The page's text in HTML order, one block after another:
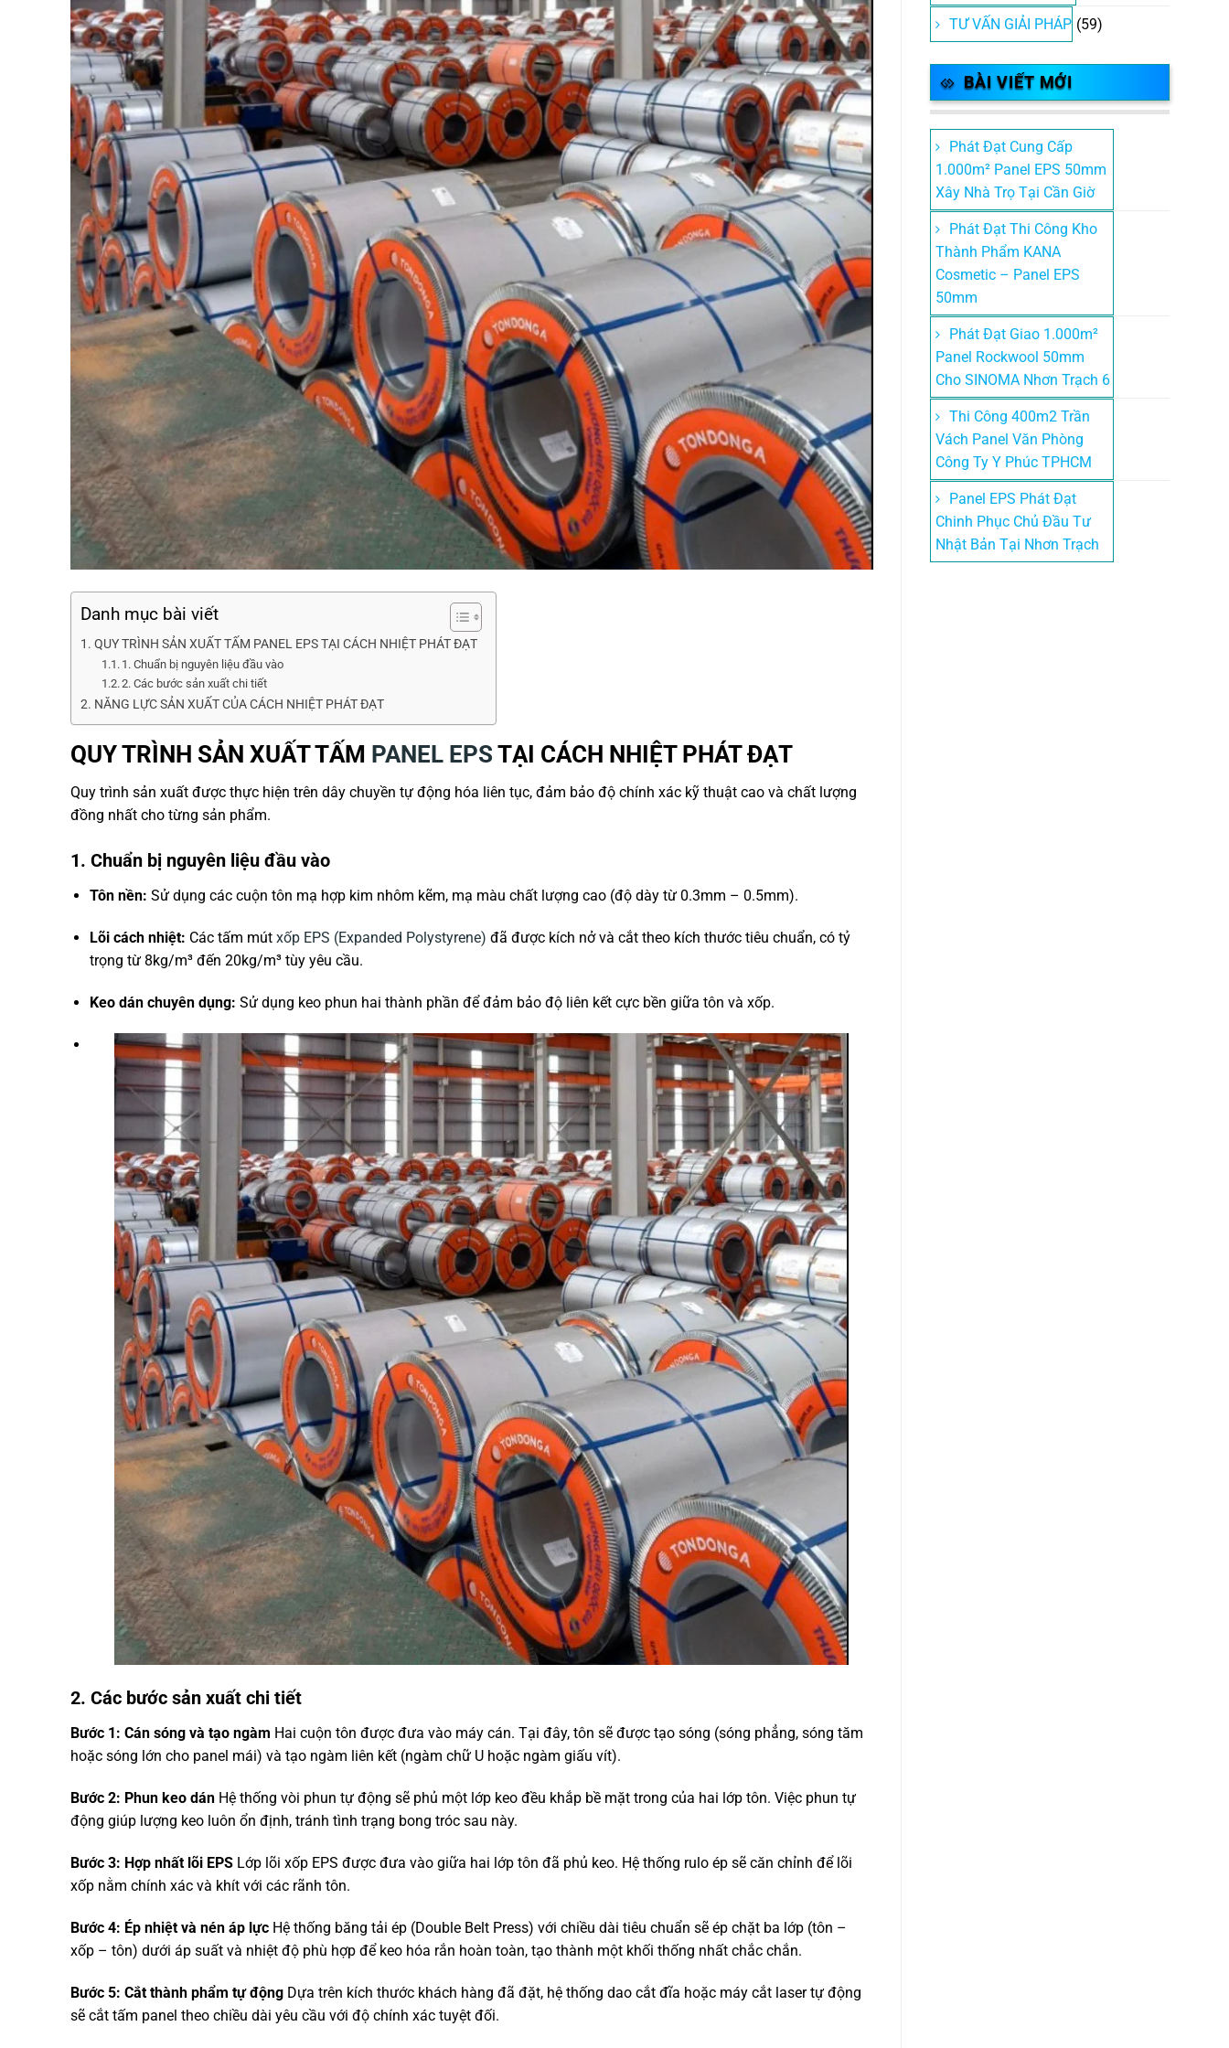
Danh mục bài viết
QUY TRÌNH SẢN XUẤT TẤM PANEL EPS TẠI CÁCH NHIỆT PHÁT ĐẠT
1. Chuẩn bị nguyên liệu đầu vào
2. Các bước sản xuất chi tiết
NĂNG LỰC SẢN XUẤT CỦA CÁCH NHIỆT PHÁT ĐẠT
QUY TRÌNH SẢN XUẤT TẤM PANEL EPS TẠI CÁCH NHIỆT PHÁT ĐẠT
Quy trình sản xuất được thực hiện trên dây chuyền tự động hóa liên tục, đảm bảo độ chính xác kỹ thuật cao và chất lượng
đồng nhất cho từng sản phẩm.
1. Chuẩn bị nguyên liệu đầu vào
Tôn nền: Sử dụng các cuộn tôn mạ hợp kim nhôm kẽm,mạ màu chất lượng cao (độ dày từ 0.3mm – 0.5mm).
Lõi cách nhiệt: Các tấm mút xốp EPS (Expanded Polystyrene) đã được kích nở và cắt theo kích thước tiêu chuẩn,có tỷ
trọng từ 8kg/m³ đến 20kg/m³ tùy yêu cầu.
Keo dán chuyên dụng: Sử dụng keo phun hai thành phần để đảm bảo độ liên kết cực bền giữa tôn và xốp.
2. Các bước sản xuất chi tiết
Bước 1: Cán sóng và tạo ngàm Hai cuộn tôn được đưa vào máy cán. Tại đây, tôn sẽ được tạo sóng (sóng phẳng, sóng tăm
hoặc sóng lớn cho panel mái) và tạo ngàm liên kết (ngàm chữ U hoặc ngàm giấu vít).
Bước 2: Phun keo dán Hệ thống vòi phun tự động sẽ phủ một lớp keo đều khắp bề mặt trong của hai lớp tôn. Việc phun tự
động giúp lượng keo luôn ổn định, tránh tình trạng bong tróc sau này.
Bước 3: Hợp nhất lõi EPS Lớp lõi xốp EPS được đưa vào giữa hai lớp tôn đã phủ keo. Hệ thống rulo ép sẽ căn chỉnh để lõi
xốp nằm chính xác và khít với các rãnh tôn.
Bước 4: Ép nhiệt và nén áp lực Hệ thống băng tải ép (Double Belt Press) với chiều dài tiêu chuẩn sẽ ép chặt ba lớp (tôn –
xốp – tôn) dưới áp suất và nhiệt độ phù hợp để keo hóa rắn hoàn toàn, tạo thành một khối thống nhất chắc chắn.
Bước 5: Cắt thành phẩm tự động Dựa trên kích thước khách hàng đã đặt, hệ thống dao cắt đĩa hoặc máy cắt laser tự động
sẽ cắt tấm panel theo chiều dài yêu cầu với độ chính xác tuyệt đối.
TƯ VẤN GIẢI PHÁP (59)
BÀI VIẾT MỚI
Phát Đạt Cung Cấp
1.000m² Panel EPS 50mm
Xây Nhà Trọ Tại Cần Giờ
Phát Đạt Thi Công Kho
Thành Phẩm KANA
Cosmetic – Panel EPS
50mm
Phát Đạt Giao 1.000m²
Panel Rockwool 50mm
Cho SINOMA Nhơn Trạch 6
Thi Công 400m2 Trần
Vách Panel Văn Phòng
Công Ty Y Phúc TPHCM
Panel EPS Phát Đạt
Chinh Phục Chủ Đầu Tư
Nhật Bản Tại Nhơn Trạch